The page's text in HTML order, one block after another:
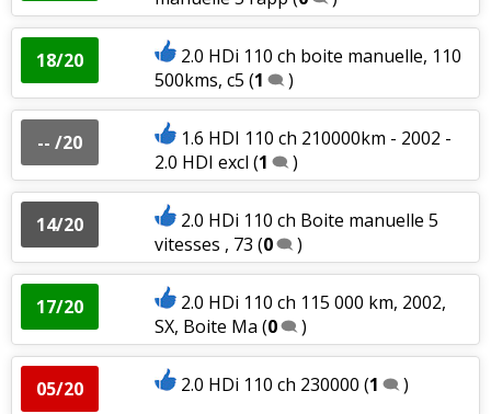
18/20
2.0 HDi 110 ch boite manuelle, 110
500kms, c5 (1 )
-- /20
1.6 HDI 110 ch 210000km - 2002 -
2.0 HDI excl (1 )
14/20
2.0 HDi 110 ch Boite manuelle 5
vitesses , 73 (0 )
17/20
2.0 HDi 110 ch 115 000 km, 2002,
SX, Boite Ma (0 )
05/20 2.0 HDi 110 ch 230000 (1 )